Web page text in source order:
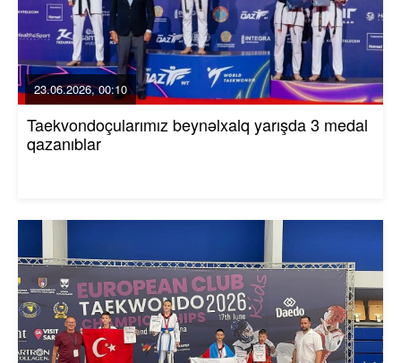
23.06.2026, 00:10
Taekvondoçularımız beynəlxalq yarışda 3 medal
qazanıblar